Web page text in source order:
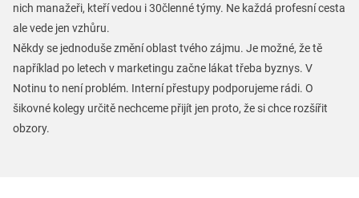
nich manažeři, kteří vedou i 30členné týmy. Ne každá profesní cesta
ale vede jen vzhůru.
Někdy se jednoduše změní oblast tvého zájmu. Je možné, že tě
například po letech v marketingu začne lákat třeba byznys. V
Notinu to není problém. Interní přestupy podporujeme rádi. O
šikovné kolegy určitě nechceme přijít jen proto, že si chce rozšířit
obzory.